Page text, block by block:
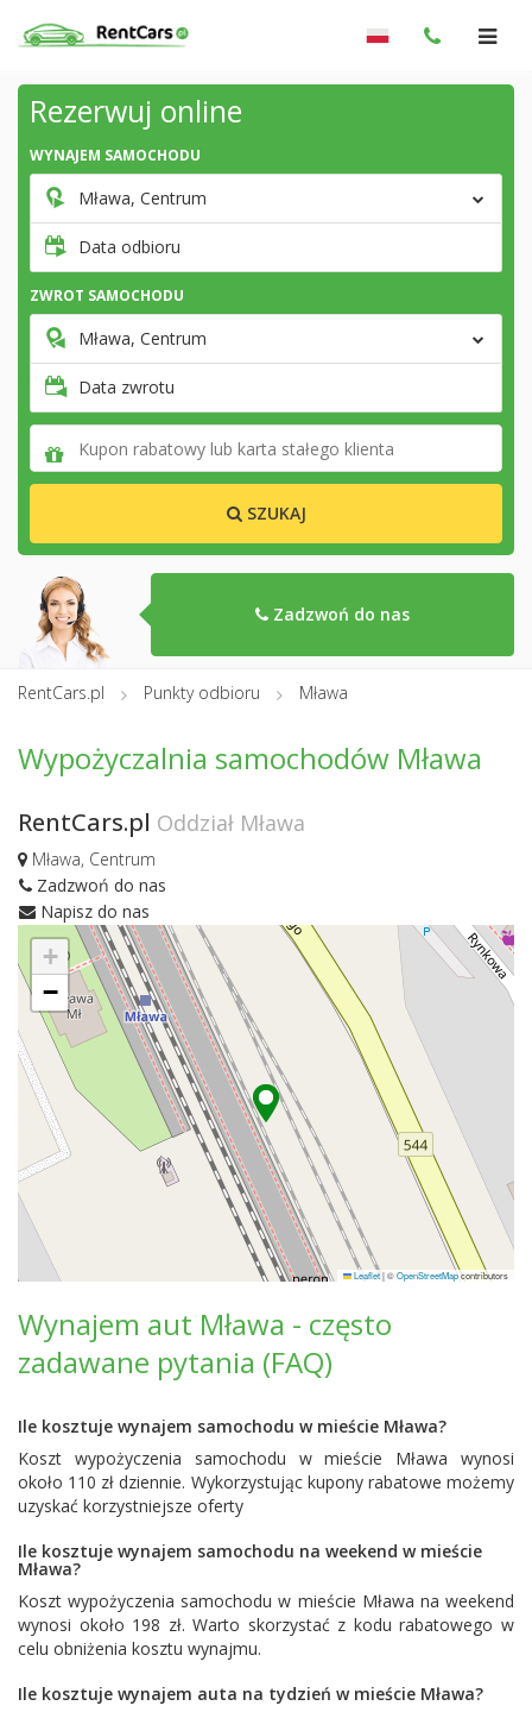
Rezerwuj online
WYNAJEM SAMOCHODU
Mława, Centrum
Data odbioru
ZWROT SAMOCHODU
Mława, Centrum
Data zwrotu
SZUKAJ
Zadzwoń do nas
RentCars.pl Punkty odbioru Mława
Wypożyczalnia samochodów Mława
RentCars.pl Oddział Mława
Mława, Centrum
Zadzwoń do nas
Napisz do nas
+
−
Leaflet|©OpenStreetMapcontributors
Wynajem aut Mława - często
zadawane pytania (FAQ)
Ile kosztuje wynajem samochodu w mieście Mława?
Koszt wypożyczenia samochodu w mieście Mława wynosi
około 110 zł dziennie. Wykorzystując kupony rabatowe możemy
uzyskać korzystniejsze oferty
Ile kosztuje wynajem samochodu na weekend w mieście
Mława?
Koszt wypożyczenia samochodu w mieście Mława na weekend
wynosi około 198 zł. Warto skorzystać z kodu rabatowego w
celu obniżenia kosztu wynajmu.
Ile kosztuje wynajem auta na tydzień w mieście Mława?